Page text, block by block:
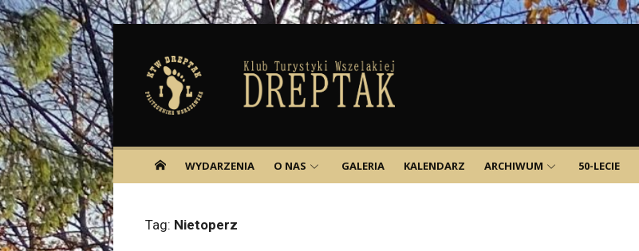
Skip
to
content
WYDARZENIA O NAS GALERIA KALENDARZ ARCHIWUM 50-LECIE
Tag: Nietoperz